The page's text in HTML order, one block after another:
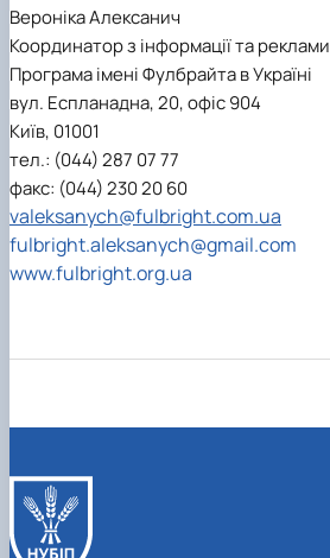
Вероніка Алексанич
Координатор з інформації та реклами
Програма імені Фулбрайта в Україні
вул. Еспланадна, 20, офіс 904
Київ, 01001
тел.: (044) 287 07 77
факс: (044) 230 20 60
valeksanych@fulbright.com.ua
fulbright.aleksanych@gmail.com
www.fulbright.org.ua